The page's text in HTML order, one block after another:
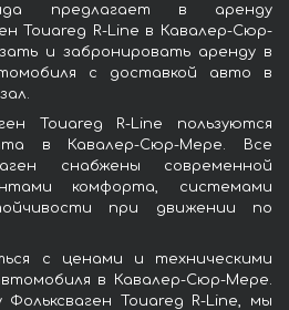
предлагает в аренду
Touareg R-Line в Кавалер-Сюр-
и забронировать аренду в
с доставкой авто в
Touareg R-Line пользуются
в Кавалер-Сюр-Мере. Все
снабжены современной
комфорта, системами
при движении по
с ценами и техническими
в Кавалер-Сюр-Мере.
Touareg R-Line, мы